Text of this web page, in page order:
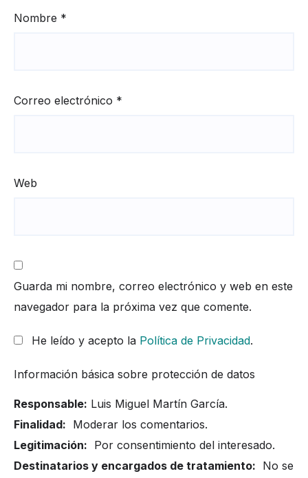
Nombre *
Correo electrónico *
Web
Guarda mi nombre, correo electrónico y web en este
navegador para la próxima vez que comente.
He leído y acepto la Política de Privacidad.
Información básica sobre protección de datos
Responsable: Luis Miguel Martín García.
Finalidad: Moderar los comentarios.
Legitimación: Por consentimiento del interesado.
Destinatarios y encargados de tratamiento: No se